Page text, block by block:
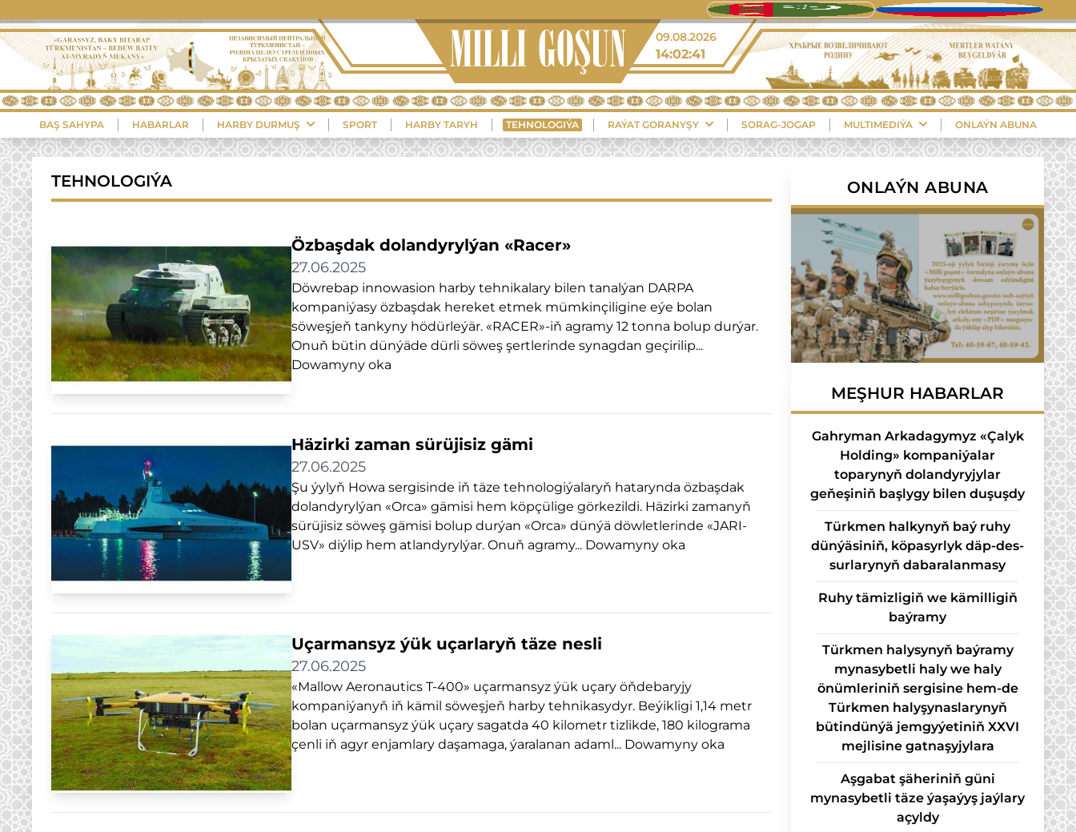
09.08.2026
14:02:42
BAŞ SAHYPA HABARLAR HARBY DURMUŞ SPORT HARBY TARYH TEHNOLOGIÝA RAÝAT GORANYŞY SORAG-JOGAP MULTIMEDIÝA ONLAÝN ABUNA
TEHNOLOGIÝA
Özbaşdak dolandyrylýan «Racer»
27.06.2025
Döwrebap innowasion harby tehnikalary bilen tanalýan DARPA
kompaniýasy özbaşdak hereket etmek mümkinçiligine eýe bolan
söweşjeň tankyny hödürleýär. «RACER»-iň agramy 12 tonna bolup durýar.
Onuň bütin dünýäde dürli söweş şertlerinde synagdan geçirilip...
Dowamyny oka
Häzirki zaman sürüjisiz gämi
27.06.2025
Şu ýylyň Howa sergisinde iň täze tehnologiýalaryň hatarynda özbaşdak
dolandyrylýan «Orca» gämisi hem köpçülige görkezildi. Häzirki zamanyň
sürüjisiz söweş gämisi bolup durýan «Orca» dünýä döwletlerinde «JARI-
USV» diýlip hem atlandyrylýar. Onuň agramy... Dowamyny oka
Uçarmansyz ýük uçarlaryň täze nesli
27.06.2025
«Mallow Aeronautics T-400» uçarmansyz ýük uçary öňdebaryjy
kompaniýanyň iň kämil söweşjeň harby tehnikasydyr. Beýikligi 1,14 metr
bolan uçarmansyz ýük uçary sagatda 40 kilometr tizlikde, 180 kilograma
çenli iň agyr enjamlary daşamaga, ýaralanan adaml... Dowamyny oka
ONLAÝN ABUNA
MEŞHUR HABARLAR
Gahryman Arkadagymyz «Çalyk
Holding» kompaniýalar
toparynyň dolandyryjylar
geňeşiniň başlygy bilen duşuşdy
Türk­men hal­ky­nyň baý ru­hy
dün­ýä­si­niň, kö­pa­syr­lyk däp-des­
sur­la­ry­nyň da­ba­ra­lan­ma­sy
Ruhy tämizligiň we kämilligiň
baýramy
Türkmen halysynyň baýramy
mynasybetli haly we haly
önümleriniň sergisine hem-de
Türkmen halyşynaslarynyň
bütindünýä jemgyýetiniň XXVI
mejlisine gatnaşyjylara
Aşgabat şäheriniň güni
mynasybetli täze ýaşaýyş jaýlary
açyldy